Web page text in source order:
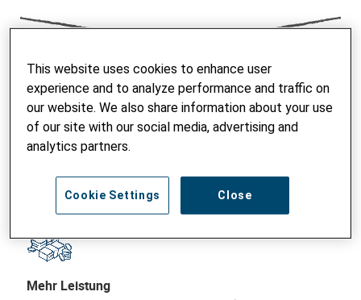
und ermöglichen damit faire Chancen
Höhere Ernteerträge
zu 40% erhöhen.
Mehr Leistung
This website uses cookies to enhance user
experience and to analyze performance and traffic on
our website. We also share information about your use
of our site with our social media, advertising and
analytics partners.
Close
Cookie Settings